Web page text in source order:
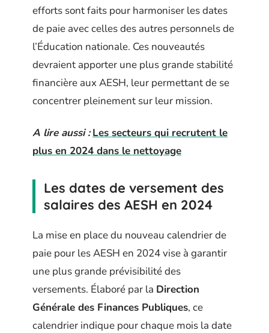
efforts sont faits pour harmoniser les dates
de paie avec celles des autres personnels de
l’Éducation nationale. Ces nouveautés
devraient apporter une plus grande stabilité
financière aux AESH, leur permettant de se
concentrer pleinement sur leur mission.
A lire aussi : Les secteurs qui recrutent le
plus en 2024 dans le nettoyage
Les dates de versement des
salaires des AESH en 2024
La mise en place du nouveau calendrier de
paie pour les AESH en 2024 vise à garantir
une plus grande prévisibilité des
versements. Élaboré par la Direction
Générale des Finances Publiques, ce
calendrier indique pour chaque mois la date